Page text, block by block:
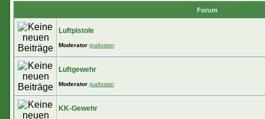
Forum
Luftpistole
Moderator joaltvater
Luftgewehr
Moderator joaltvater
KK-Gewehr